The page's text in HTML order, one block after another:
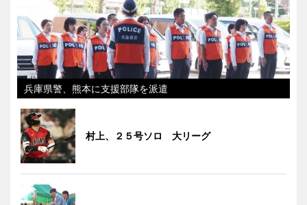
兵庫県警、熊本に支援部隊を派遣
村上、２５号ソロ 大リーグ